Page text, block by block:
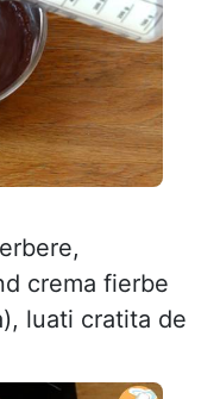
crema fierbe
luati cratita de